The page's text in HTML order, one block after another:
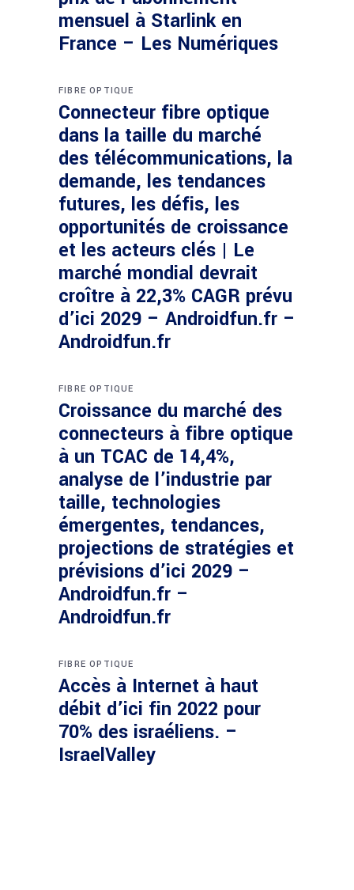
mensuel à Starlink en
France – Les Numériques
FIBRE OPTIQUE
Connecteur fibre optique
dans la taille du marché
des télécommunications, la
demande, les tendances
futures, les défis, les
opportunités de croissance
et les acteurs clés | Le
marché mondial devrait
croître à 22,3% CAGR prévu
d’ici 2029 – Androidfun.fr –
Androidfun.fr
FIBRE OPTIQUE
Croissance du marché des
connecteurs à fibre optique
à un TCAC de 14,4%,
analyse de l’industrie par
taille, technologies
émergentes, tendances,
projections de stratégies et
prévisions d’ici 2029 –
Androidfun.fr –
Androidfun.fr
FIBRE OPTIQUE
Accès à Internet à haut
débit d’ici fin 2022 pour
70% des israéliens. –
IsraelValley